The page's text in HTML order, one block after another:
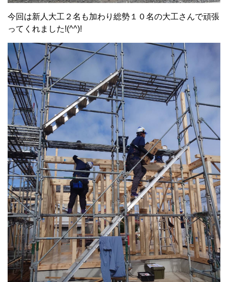
今回は新人大工２名も加わり総勢１０名の大工さんで頑張
ってくれました!(^^)!